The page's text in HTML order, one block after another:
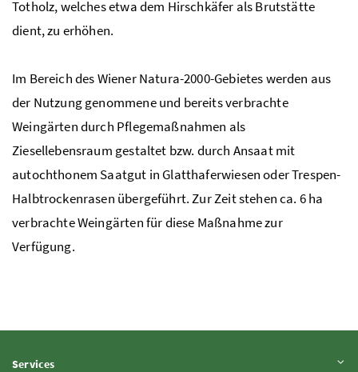
Totholz, welches etwa dem Hirschkäfer als Brutstätte
dient, zu erhöhen.
Im Bereich des Wiener Natura-2000-Gebietes werden aus
der Nutzung genommene und bereits verbrachte
Weingärten durch Pflegemaßnahmen als
Ziesellebensraum gestaltet bzw. durch Ansaat mit
autochthonem Saatgut in Glatthaferwiesen oder Trespen-
Halbtrockenrasen übergeführt. Zur Zeit stehenca. 6ha
verbrachte Weingärten für diese Maßnahme zur
Verfügung.
ServicesInhalt aufklappen